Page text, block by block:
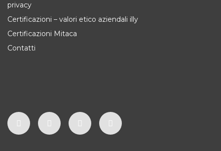
privacy
Certificazioni – valori etico aziendali illy
Certificazioni Mitaca
Contatti